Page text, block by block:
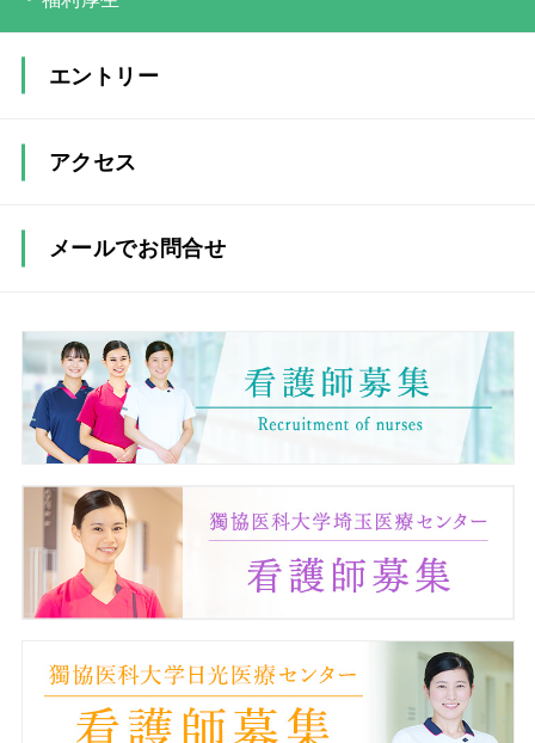
エントリー
アクセス
メールでお問合せ